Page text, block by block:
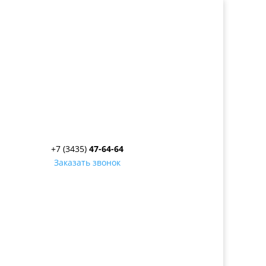
+7 (3435) 47-64-64
Заказать звонок